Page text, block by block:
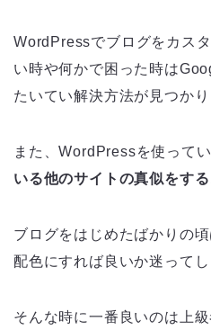
WordPressでブログをカス
い時や何かで困った時は
たいてい解決方法が見つかり
また、WordPressを使って
いる他のサイトの真似をする
ブログをはじめたばかりの
配色にすれば良いか迷ってし
そんな時に一番良いのは上